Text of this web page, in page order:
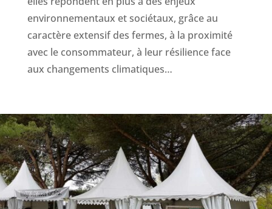
environnementaux et sociétaux, grâce au
caractère extensif des fermes, à la proximité
avec le consommateur, à leur résilience face
aux changements climatiques…